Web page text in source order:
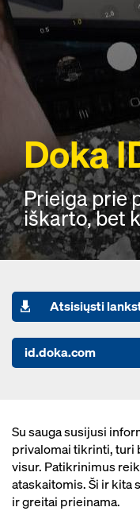
Doka
Prieiga prie
iškarto, bet
Atsisiųsti
id.doka.com
Su sauga susijusi
privalomai tikrinti, turi
visur. Patikrinimus
ataskaitomis. Ši ir kita
ir greitai prieinama.